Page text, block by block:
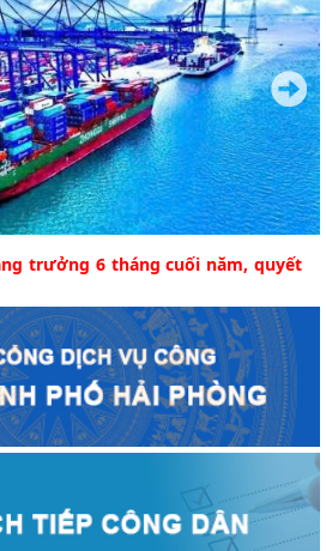
trưởng 6 tháng cuối năm, quyết